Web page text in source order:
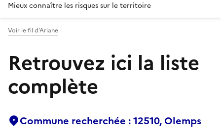
Mieux connaître les risques sur le territoire
Voir le fil d’Ariane
Retrouvez ici la liste
complète
Commune recherchée : 12510, Olemps